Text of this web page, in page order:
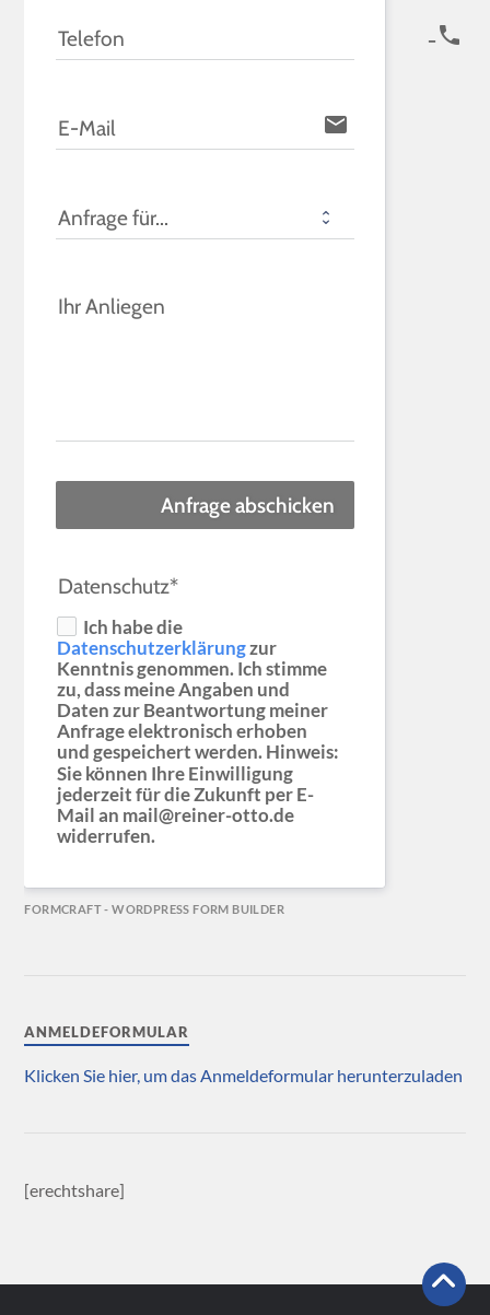
Telefon icon-phone
E-Mail email
Anfrage für...
Ihr Anliegen
Anfrage abschicken
Datenschutz*
Ich habe die
Datenschutzerklärungzur
Kenntnis genommen. Ich stimme
zu, dass meine Angaben und
Daten zur Beantwortung meiner
Anfrage elektronisch erhoben
und gespeichert werden. Hinweis:
Sie können Ihre Einwilligung
jederzeit für die Zukunft per E-
Mail an mail@reiner-otto.de
widerrufen.
FORMCRAFT - WORDPRESS FORM BUILDER
ANMELDEFORMULAR
Klicken Sie hier, um das Anmeldeformular herunterzuladen
[erechtshare]